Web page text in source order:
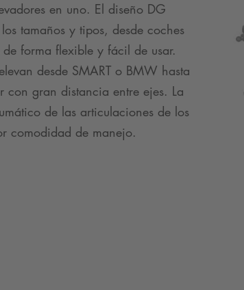
en uno. El diseño DG
tamaños y tipos, desde coches
forma flexible y fácil de usar.
desde SMART o BMW hasta
con gran distancia entre ejes. La
de las articulaciones de los
comodidad de manejo.